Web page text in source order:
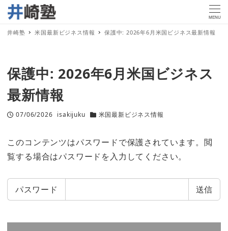
MENU
井崎塾 米国最新ビジネス情報 保護中: 2026年6月米国ビジネス最新情報
保護中: 2026年6月米国ビジネス
最新情報
投稿日
07/06/2026
著
isakijuku
カテゴリー
米国最新ビジネス情報
このコンテンツはパスワードで保護されています。閲
覧する場合はパスワードを入力してください。
パスワード